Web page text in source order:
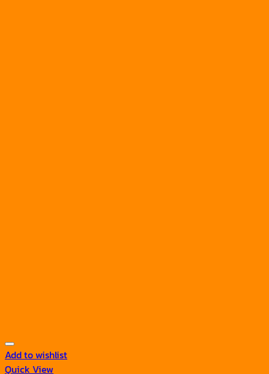
Add to wishlist
Quick View